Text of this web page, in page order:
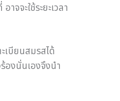
จะใช้ระยะเวลา
เบียนสมรสได้
งนั่นเองจึงนำ